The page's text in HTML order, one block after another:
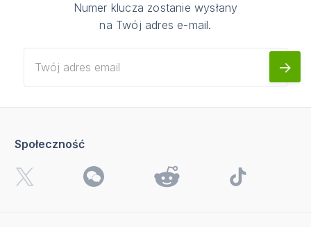
Numer klucza zostanie wysłany
na Twój adres e-mail.
Społeczność